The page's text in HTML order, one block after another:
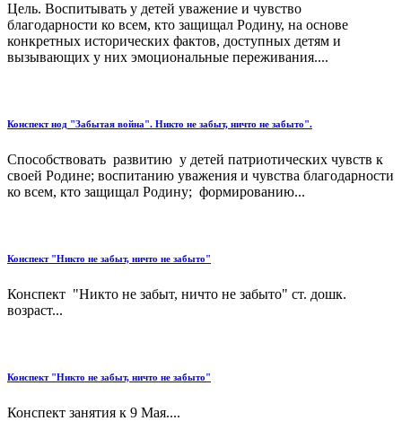
Цель. Воспитывать у детей уважение и чувство
благодарности ко всем, кто защищал Родину, на основе
конкретных исторических фактов, доступных детям и
вызывающих у них эмоциональные переживания....
Конспект нод "Забытая война". Никто не забыт, ничто не забыто".
Способствовать развитию у детей патриотических чувств к
своей Родине; воспитанию уважения и чувства благодарности
ко всем, кто защищал Родину; формированию...
Конспект "Никто не забыт, ничто не забыто"
Конспект "Никто не забыт, ничто не забыто" ст. дошк.
возраст...
Конспект "Никто не забыт, ничто не забыто"
Конспект занятия к 9 Мая....